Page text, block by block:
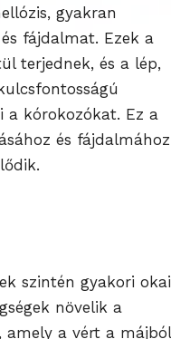
gyakran
fájdalmat. Ezek a
terjednek, és a lép,
a kórokozókat. Ez a
és fájdalmához
szintén gyakori okai
növelik a
amely a vért a májból